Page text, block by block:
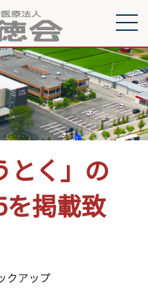
とく」の
掲載致
クアップ